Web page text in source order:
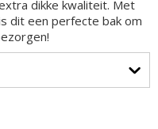
dikke kwaliteit. Met
dit een perfecte bak om